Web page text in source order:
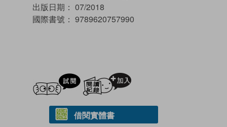
出版日期： 07/2018
國際書號： 9789620757990
試閲
借閱實體書